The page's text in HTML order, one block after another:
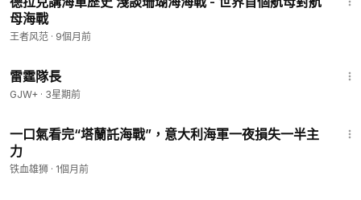
母海戰
王者风范 · 9個月前
雷霆隊長
GJW+ · 3星期前
一口氣看完“塔蘭託海戰”，意大利海軍一夜損失一半主
力
铁血雄狮 · 1個月前